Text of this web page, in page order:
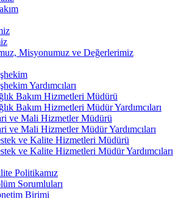
Misyonumuz ve Değerlerimiz
Yardımcıları
Bakım Hizmetleri Müdürü
Bakım Hizmetleri Müdür Yardımcıları
ve Mali Hizmetler Müdürü
ve Mali Hizmetler Müdür Yardımcıları
ve Kalite Hizmetleri Müdürü
ve Kalite Hizmetleri Müdür Yardımcıları
Politikamız
Sorumluları
Birimi